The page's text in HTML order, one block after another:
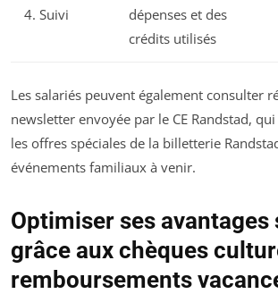
4. Suivi
dépenses et des
crédits utilisés
Les salariés peuvent également consulter
newsletter envoyée par le CE Randstad,
les offres spéciales de la billetterie
événements familiaux à venir.
Optimiser ses avantages
grâce aux chèques
remboursements